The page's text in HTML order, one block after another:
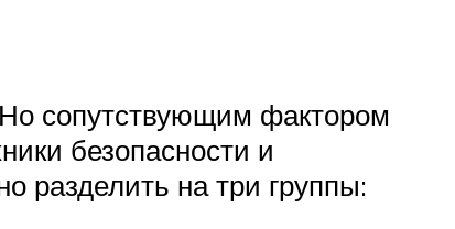
сопутствующим фактором
безопасности и
разделить на три группы: